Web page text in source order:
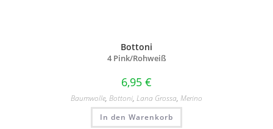
Bottoni
4 Pink/Rohweiß
6,95 €
Baumwolle, Bottoni, Lana Grossa, Merino
In den Warenkorb